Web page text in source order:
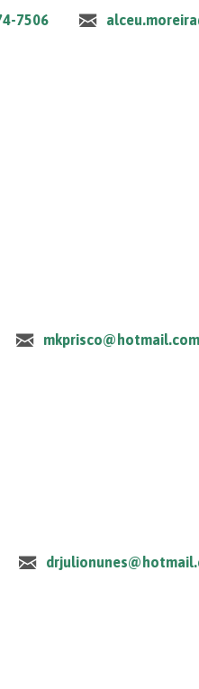
7506
mkprisco@hotmail.com